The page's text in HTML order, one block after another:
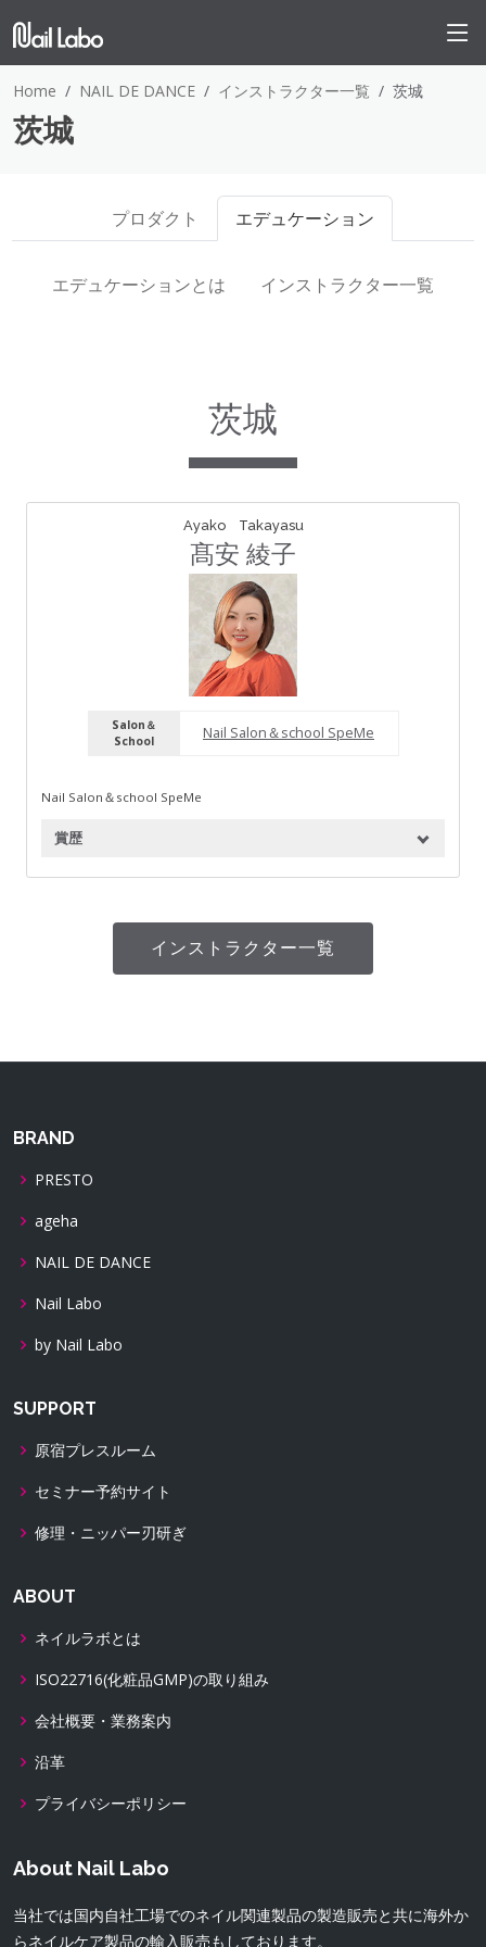
Home NAIL DE DANCE インストラクター一覧 茨城
茨城
プロダクト エデュケーション
エデュケーションとは インストラクター一覧
茨城
Ayako Takayasu
髙安 綾子
Salon＆
School
Nail Salon＆school SpeMe
Nail Salon＆school SpeMe
賞歴
インストラクター一覧
BRAND
PRESTO
ageha
NAIL DE DANCE
Nail Labo
by Nail Labo
SUPPORT
原宿プレスルーム
セミナー予約サイト
修理・ニッパー刃研ぎ
ABOUT
ネイルラボとは
ISO22716(化粧品GMP)の取り組み
会社概要・業務案内
沿革
プライバシーポリシー
About Nail Labo
当社では国内自社工場でのネイル関連製品の製造販売と共に海外か
らネイルケア製品の輸入販売もしております。